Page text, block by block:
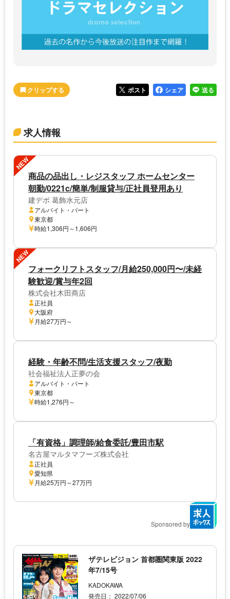
ポスト シェア 送る
求人情報
NEW
商品の品出し・レジスタッフ ホームセンター
朝勤/0221c/簡単/制服貸与/正社員登用あり
建デポ 葛飾水元店
アルバイト・パート
東京都
時給1,306円～1,606円
NEW
フォークリフトスタッフ/月給250,000円〜/未経
験歓迎/賞与年2回
株式会社木田商店
正社員
大阪府
月給27万円～
経験・年齢不問/生活支援スタッフ/夜勤
社会福祉法人正夢の会
アルバイト・パート
東京都
時給1,276円～
「有資格」調理師/給食委託/豊田市駅
名古屋マルタマフーズ株式会社
正社員
愛知県
月給25万円～27万円
Sponsored by
ザテレビジョン 首都圏関東版 2022
年7/15号
KADOKAWA
発売日： 2022/07/06